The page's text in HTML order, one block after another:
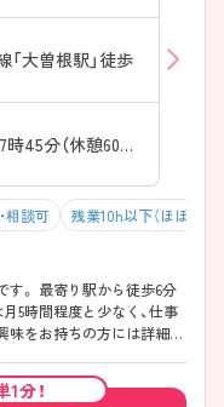
大曽根駅」徒歩
就業時間1:08時45分～17時45分（休憩60分）
相談可 残業10h以下（ほぼなし）
歩6分
1分！